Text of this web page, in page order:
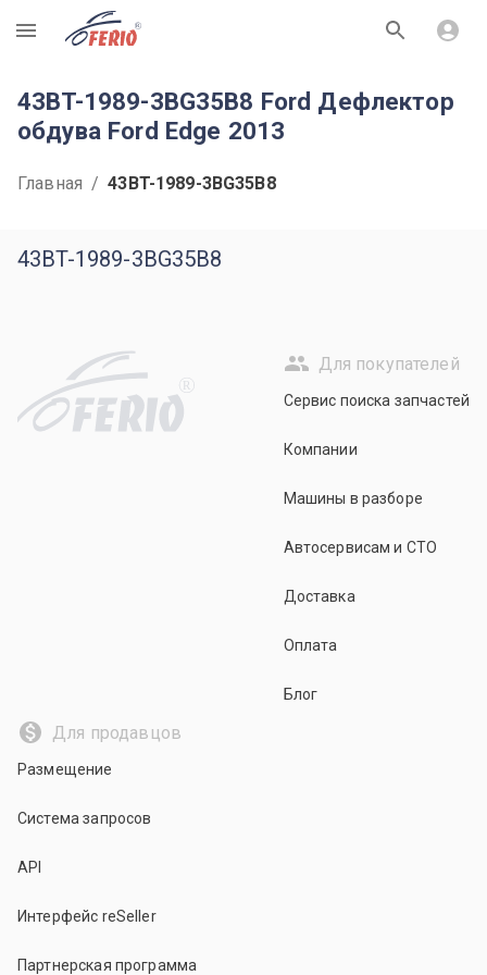
R
43BT-1989-3BG35B8 Ford Дефлектор
обдува Ford Edge 2013
Главная / 43BT-1989-3BG35B8
43BT-1989-3BG35B8
R
Для покупателей
Сервис поиска запчастей
Компании
Машины в разборе
Автосервисам и СТО
Доставка
Оплата
Блог
Для продавцов
Размещение
Система запросов
API
Интерфейс reSeller
Партнерская программа